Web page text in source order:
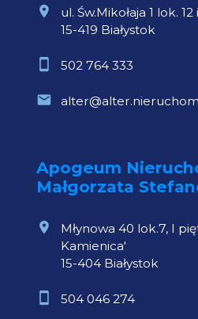
ul. Św.Mikołaja 1 lok. 12
15-419 Białystok
502 764 333
Apogeum
Małgorzata
Młynowa 40 lok.7, I
Kamienica'
15-404 Białystok
504 046 274